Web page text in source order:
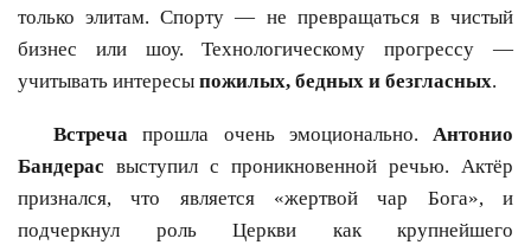
только элитам. Спорту — не превращаться в чистый
бизнес или шоу. Технологическому прогрессу —
учитывать интересы пожилых, бедных и безгласных.
Встреча прошла очень эмоционально. Антонио
Бандерас выступил с проникновенной речью. Актёр
признался, что является «жертвой чар Бога», и
подчеркнул роль Церкви как крупнейшего